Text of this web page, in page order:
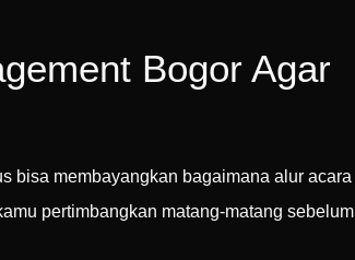
Bogor Agar
bisa membayangkan bagaimana alur acara
pertimbangkan matang-matang sebelum